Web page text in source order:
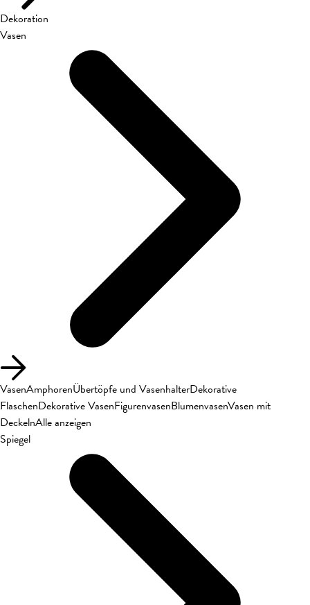
Dekoration
Vasen
VasenAmphorenÜbertöpfe und VasenhalterDekorative
FlaschenDekorative VasenFigurenvasenBlumenvasenVasen mit
DeckelnAlle anzeigen
Spiegel